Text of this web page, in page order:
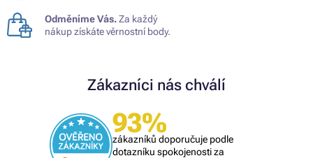
Odměníme Vás.Za každý
nákup získáte věrnostní body.
Zákazníci nás chválí
93%
zákazníků doporučuje podle
dotazníku spokojenosti za